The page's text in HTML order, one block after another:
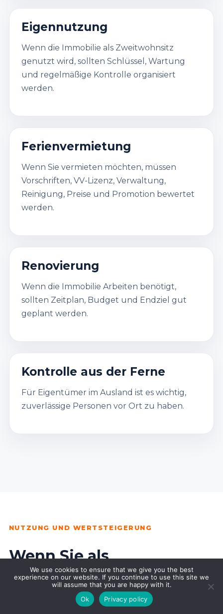
Eigennutzung
Wenn die Immobilie als Zweitwohnsitz
genutzt wird, sollten Schlüssel, Wartung
und regelmäßige Kontrolle organisiert
werden.
Ferienvermietung
Wenn Sie vermieten möchten, müssen
Vorschriften, VV-Lizenz, Verwaltung,
Reinigung, Preise und Promotion bewertet
werden.
Renovierung
Wenn die Immobilie Arbeiten benötigt,
sollten Zeitplan, Budget und Endziel gut
geplant werden.
Kontrolle aus der Ferne
Für Eigentümer im Ausland ist es wichtig,
zuverlässige Personen vor Ort zu haben.
NUTZUNG UND WERTSTEIGERUNG
Wenn Sie als
Nichtresident kaufen,
denken Sie früh an die
zukünftige Verwaltung
We use cookies to ensure that we give you the best
experience on our website. If you continue to use this site we
will assume that you are happy with it.
Ok
Privacy policy